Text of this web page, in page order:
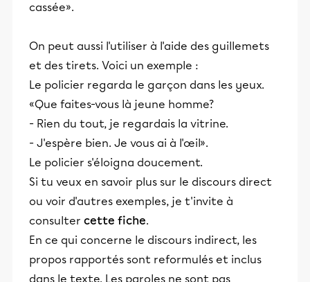
cassée».
On peut aussi l'utiliser à l'aide des guillemets
et des tirets. Voici un exemple :
Le policier regarda le garçon dans les yeux.
«Que faites-vous là jeune homme?
- Rien du tout, je regardais la vitrine.
- J'espère bien. Je vous ai à l'œil».
Le policier s'éloigna doucement.
Si tu veux en savoir plus sur le discours direct
ou voir d'autres exemples, je t'invite à
consulter cette fiche.
En ce qui concerne le discours indirect, les
propos rapportés sont reformulés et inclus
dans le texte. Les paroles ne sont pas